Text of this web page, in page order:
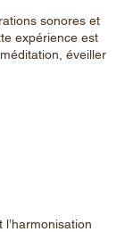
sonores et
expérience est
éveiller